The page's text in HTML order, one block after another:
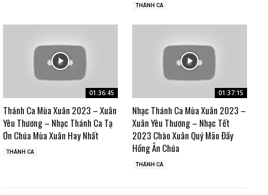
THÁNH CA
01:36:45
Thánh Ca Mùa Xuân 2023 – Xuân
Yêu Thương – Nhạc Thánh Ca Tạ
Ơn Chúa Mùa Xuân Hay Nhất
THÁNH CA
01:37:15
Nhạc Thánh Ca Mùa Xuân 2023 –
Xuân Yêu Thương – Nhạc Tết
2023 Chào Xuân Quý Mão Đầy
Hồng Ân Chúa
THÁNH CA